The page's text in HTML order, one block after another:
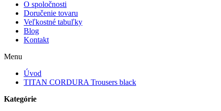
O spoločnosti
Doručenie tovaru
Veľkostné tabuľky
Blog
Kontakt
Menu
Úvod
TITAN CORDURA Trousers black
Kategórie